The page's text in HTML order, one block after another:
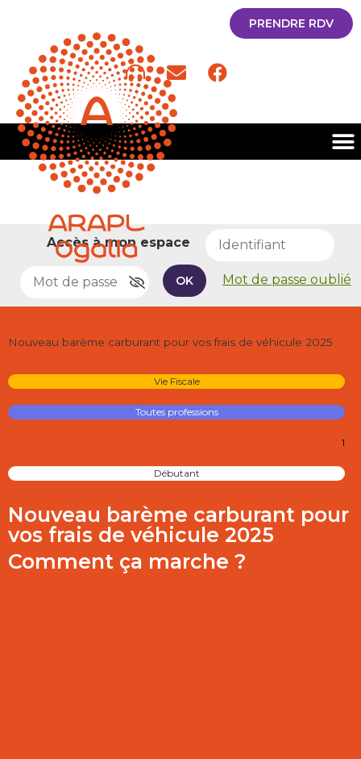
PRENDRE RDV
Accès à mon espace
OK Mot de passe oublié
Nouveau barème carburant pour vos frais de véhicule 2025
Vie Fiscale
Toutes professions
1
Débutant
Nouveau barème carburant pour
vos frais de véhicule 2025
Comment ça marche ?